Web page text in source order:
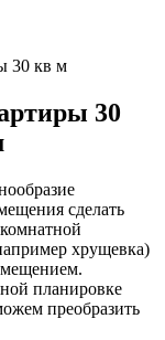
30 кв м
30
сделать
хрущевка)
планировке
преобразить